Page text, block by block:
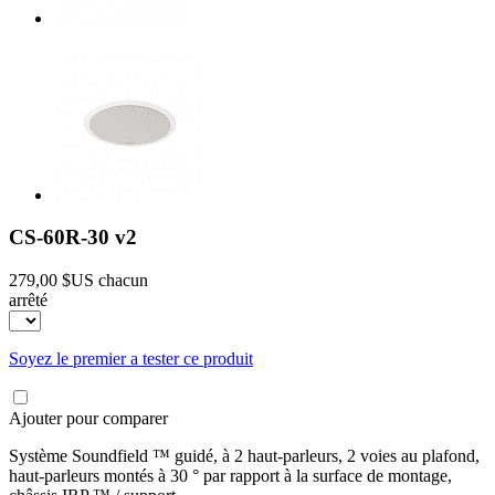
CS-60R-30 v2
279,00 $US chacun
arrêté
Soyez le premier a tester ce produit
Ajouter pour comparer
Système Soundfield ™ guidé, à 2 haut-parleurs, 2 voies au plafond,
haut-parleurs montés à 30 ° par rapport à la surface de montage,